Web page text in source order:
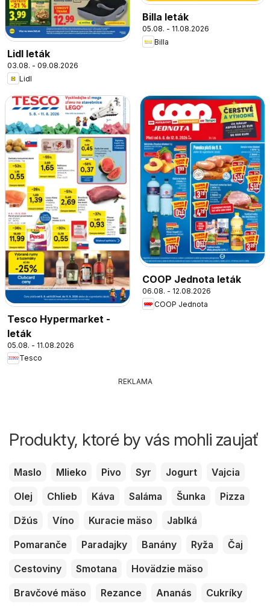
Lidl leták
03.08. - 09.08.2026
Lidl
Billa leták
05.08. - 11.08.2026
Billa
Tesco Hypermarket -
leták
05.08. - 11.08.2026
Tesco
COOP Jednota leták
06.08. - 12.08.2026
COOP Jednota
REKLAMA
Produkty, ktoré by vás mohli zaujať
Maslo Mlieko Pivo Syr Jogurt
Vajcia
Olej
Chlieb Káva Saláma Šunka
Pizza
Džús
Víno Kuracie mäso
Jablká
Pomaranče
Paradajky Banány Ryža
Čaj
Cestoviny
Smotana
Hovädzie mäso
Bravčové mäso
Rezance Ananás
Cukríky